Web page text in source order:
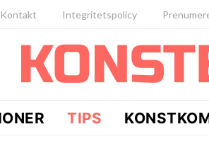
Kontakt Integritetspolicy
TIPS